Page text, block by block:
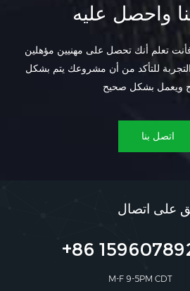
واحصل عليه
فأنت تعلم أنك تحصل على مهنيين مؤهلين
والتجربة للتأكد من أن مشروعك يتم بشكل
اتصل بنا
على اتصال
+86
M-F 9-5PM CDT